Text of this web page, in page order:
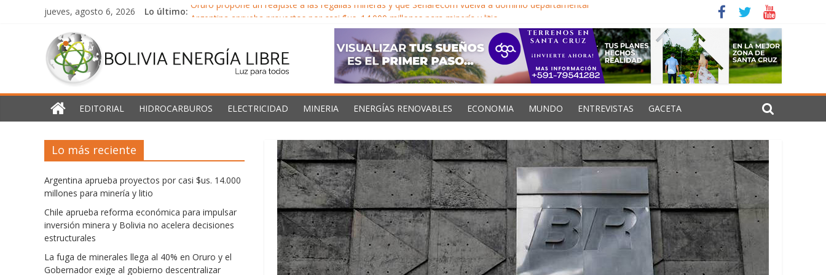
jueves, agosto 6, 2026 Lo último: Oruro propone un reajuste a las regalías mineras y que Senarecom vuelva a dominio departamental
Chile aprueba reforma económica para impulsar inversión minera y Bolivia no acelera decisiones estructurales
La fuga de minerales llega al 40% en Oruro y el Gobernador exige al gobierno descentralizar Senarecom
América Latina y el Caribe proveedores confiables de hidrocarburos en medio de vientos de guerra en Oriente Medio
Bolivia
Energía
Libre
para
todos
EDITORIAL HIDROCARBUROS ELECTRICIDAD MINERIA ENERGÍAS RENOVABLES ECONOMIA MUNDO ENTREVISTAS GACETA
Lo más reciente
Argentina aprueba proyectos por casi $us. 14.000
millones para minería y litio
Chile aprueba reforma económica para impulsar
inversión minera y Bolivia no acelera decisiones
estructurales
La fuga de minerales llega al 40% en Oruro y el
Gobernador exige al gobierno descentralizar